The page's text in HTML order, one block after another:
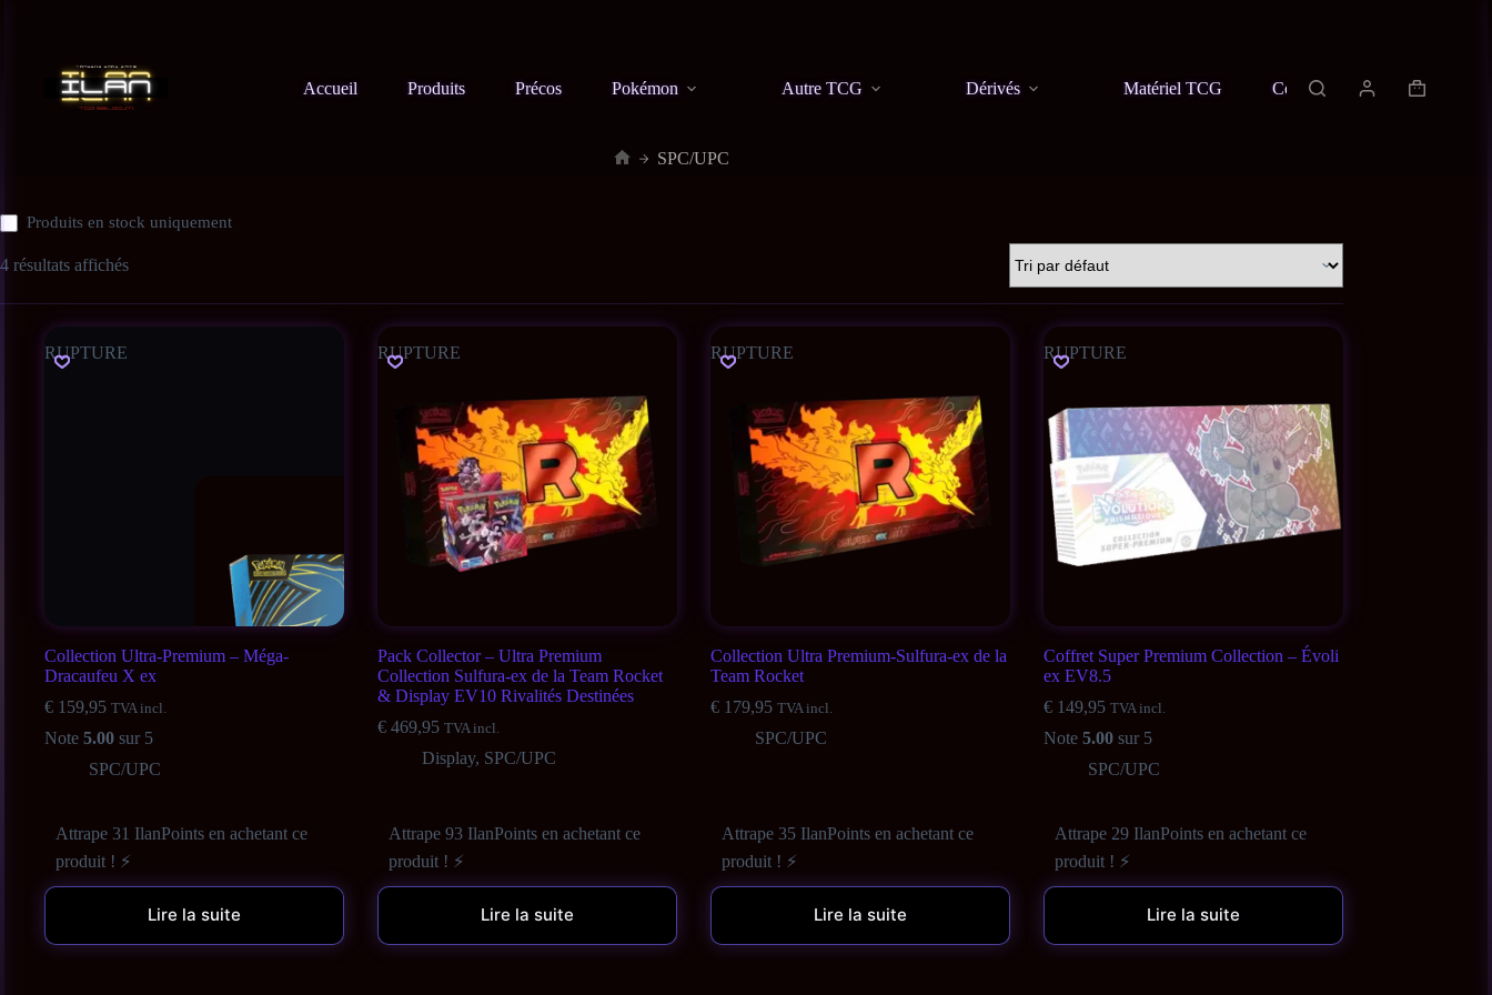
Accueil Produits Précos Pokémon Autre TCG Dérivés Matériel TCG Contact À propos
SPC/UPC
Produits en stock uniquement
4 résultats affichés
RUPTURE
Collection Ultra-Premium – Méga-
Dracaufeu X ex
€ 159,95 TVA incl.
Note 5.00 sur 5
SPC/UPC
Attrape 31 IlanPoints en achetant ce
produit ! ⚡
Lire la suite
RUPTURE
Pack Collector – Ultra Premium
Collection Sulfura-ex de la Team Rocket
& Display EV10 Rivalités Destinées
€469,95 TVA incl.
Display, SPC/UPC
Attrape 93 IlanPoints en achetant ce
produit ! ⚡
Lire la suite
RUPTURE
Collection Ultra Premium-Sulfura-ex de la
Team Rocket
€179,95 TVA incl.
SPC/UPC
Attrape 35 IlanPoints en achetant ce
produit ! ⚡
Lire la suite
RUPTURE
Coffret Super Premium Collection – Évoli
ex EV8.5
€149,95 TVA incl.
Note 5.00sur 5
SPC/UPC
Attrape 29 IlanPoints en achetant ce
produit ! ⚡
Lire la suite